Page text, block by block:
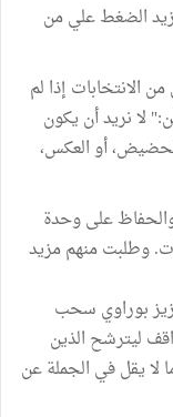
الضغط علي من
الانتخابات إذا لم
لا نريد أن يكون
أو العكس،
على وحدة
وطلبت منهم مزيد
بوراوي سحب
ليترشح الذين
لا يقل في الجملة عن